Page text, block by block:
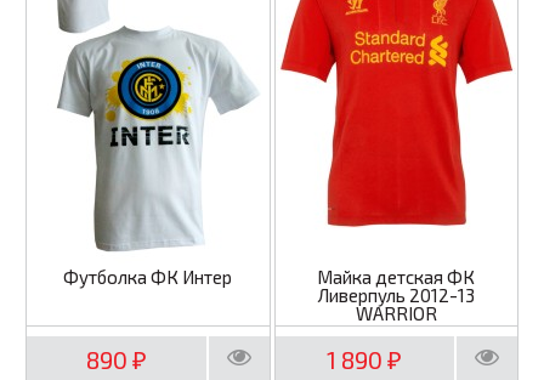
Футболка ФК Интер
890 ₽
Майка детская ФК
Ливерпуль 2012-13
WARRIOR
1 890₽